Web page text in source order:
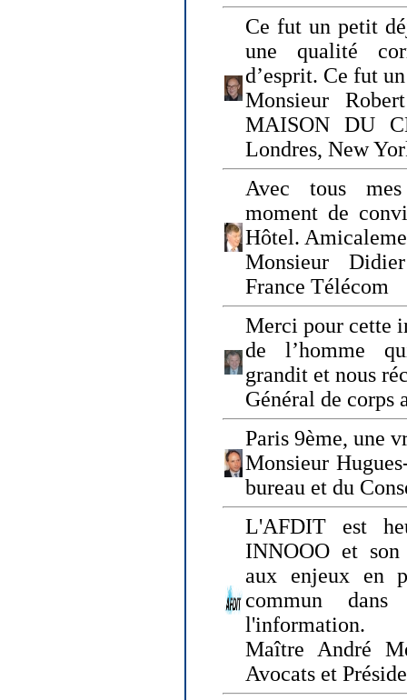
Ce fut un petit
une qualité
d’esprit. Ce fut
Monsieur
MAISON DU
Londres, New
Avec tous
moment de
Hôtel.
Monsieur
France Télécom
Merci pour cette
de l’homme
grandit et nous
Général de corps
Paris 9ème, une
Monsieur
bureau et du
L'AFDIT est
INNOOO et
aux enjeux en
commun
l'information.
Maître André
Avocats et